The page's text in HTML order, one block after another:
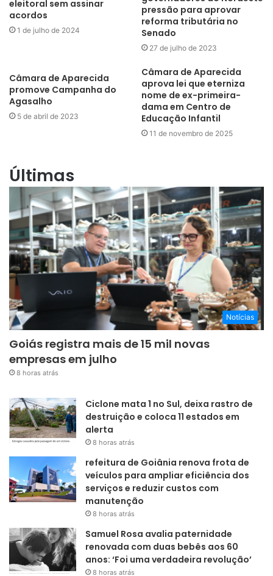
eleitoral sem assinar
acordos
1 de julho de 2024
pressão para aprovar
reforma tributária no
Senado
27 de julho de 2023
Câmara de Aparecida
promove Campanha do
Agasalho
5 de abril de 2023
Câmara de Aparecida
aprova lei que eterniza
nome de ex-primeira-
dama em Centro de
Educação Infantil
11 de novembro de 2025
Últimas
Notícias
Goiás registra mais de 15 mil novas
empresas em julho
8 horas atrás
Ciclone mata 1 no Sul, deixa rastro de
destruição e coloca 11 estados em
alerta
8 horas atrás
refeitura de Goiânia renova frota de
veículos para ampliar eficiência dos
serviços e reduzir custos com
manutenção
8 horas atrás
Samuel Rosa avalia paternidade
renovada com duas bebês aos 60
anos: ‘Foi uma verdadeira revolução’
8 horas atrás